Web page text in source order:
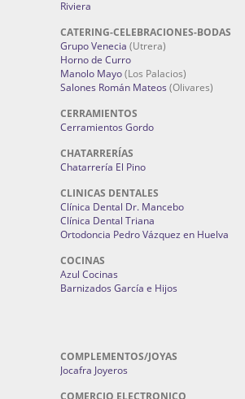
Riviera
CATERING-CELEBRACIONES-BODAS
Grupo Venecia (Utrera)
Horno de Curro
Manolo Mayo(Los Palacios)
Salones Román Mateos (Olivares)
CERRAMIENTOS
Cerramientos Gordo
CHATARRERÍAS
Chatarrería El Pino
CLINICAS DENTALES
Clínica Dental Dr. Mancebo
Clínica Dental Triana
Ortodoncia Pedro Vázquez en Huelva
COCINAS
Azul Cocinas
Barnizados García e Hijos
COMPLEMENTOS/JOYAS
Jocafra Joyeros
COMERCIO ELECTRONICO